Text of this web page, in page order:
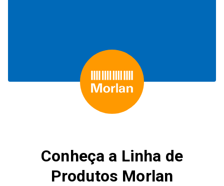
Conheça a Linha de
Produtos Morlan